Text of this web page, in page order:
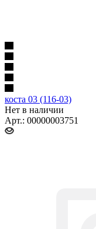
коста 03 (116-03)
Нет в наличии
Арт.: 00000003751